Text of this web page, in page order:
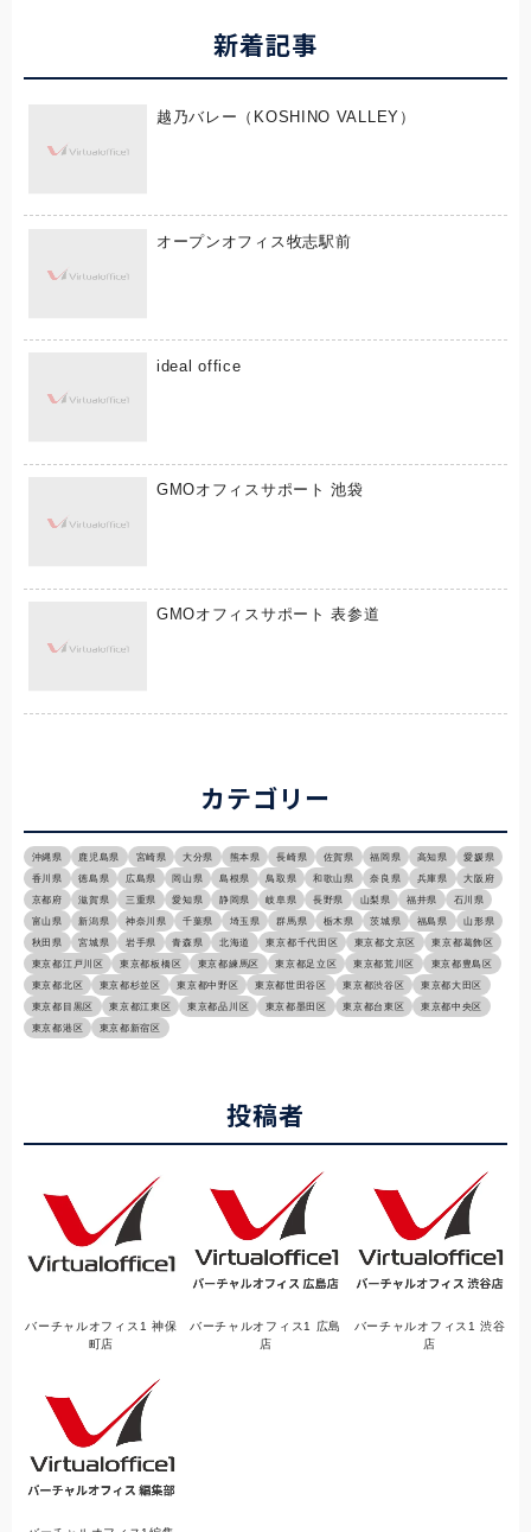
新着記事
越乃バレー（KOSHINO VALLEY）
オープンオフィス牧志駅前
ideal office
GMOオフィスサポート 池袋
GMOオフィスサポート 表参道
カテゴリー
沖縄県 鹿児島県 宮崎県 大分県 熊本県 長崎県 佐賀県 福岡県 高知県
愛媛県
香川県
徳島県 広島県 岡山県 島根県 鳥取県 和歌山県 奈良県 兵庫県
大阪府
京都府
滋賀県 三重県 愛知県 静岡県 岐阜県 長野県 山梨県 福井県
石川県
富山県
新潟県 神奈川県 千葉県 埼玉県 群馬県 栃木県 茨城県 福島県
山形県
秋田県
宮城県 岩手県 青森県 北海道 東京都千代田区 東京都文京区
東京都葛飾区
東京都江戸川区
東京都板橋区 東京都練馬区 東京都足立区 東京都荒川区
東京都豊島区
東京都北区
東京都杉並区 東京都中野区 東京都世田谷区 東京都渋谷区
東京都大田区
東京都目黒区
東京都江東区 東京都品川区 東京都墨田区 東京都台東区
東京都中央区
東京都港区
東京都新宿区
投稿者
バーチャルオフィス1 神保
町店
バーチャルオフィス1 広島
店
バーチャルオフィス1 渋谷
店